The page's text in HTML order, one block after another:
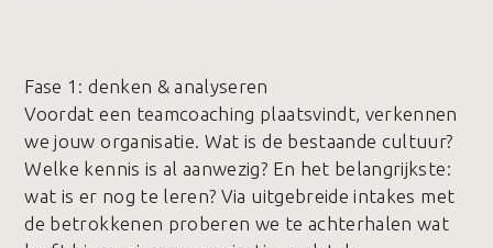
Fase 1️: denken & analyseren
Voordat een teamcoaching plaatsvindt, verkennen
we jouw organisatie. Wat is de bestaande cultuur?
Welke kennis is al aanwezig? En het belangrijkste:
wat is er nog te leren? Via uitgebreide intakes met
de betrokkenen proberen we te achterhalen wat